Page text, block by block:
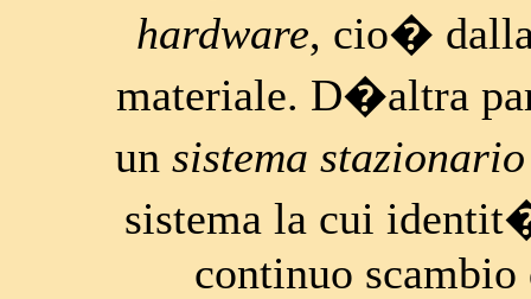
hardware, cio� dalla
materiale. D�altra
un sistema
sistema la cui
continuo